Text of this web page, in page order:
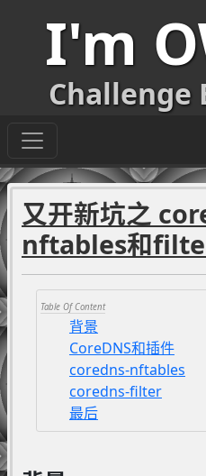
I'm
Challenge
又开新坑之
nftables和
背景
CoreDNS和插件
coredns-nftables
coredns-filter
最后